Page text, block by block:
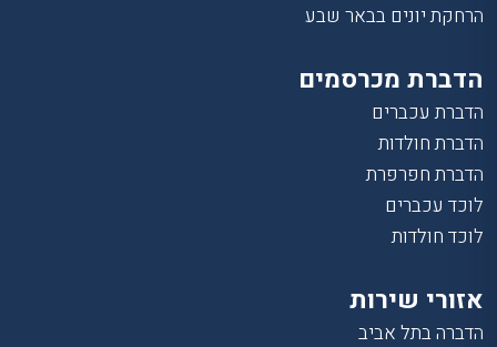
הרחקת יונים בבאר שבע
הדברת מכרסמים
הדברת עכברים
הדברת חולדות
הדברת חפרפרת
לוכד עכברים
לוכד חולדות
אזורי שירות
הדברה בתל אביב